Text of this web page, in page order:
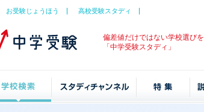
お受験じょうほう 高校受験スタディ
偏差値だけではない学校選びを
「中学受験スタディ」